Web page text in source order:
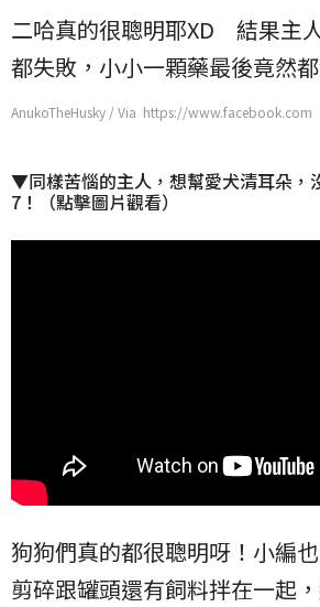
二哈真的很聰明耶XD 結果主
都失敗，小小一顆藥最後竟然
AnukoTheHusky / Via https://www.facebook.com
▼同樣苦惱的主人，想幫愛犬清耳朵，
7！（點擊圖片觀看）
狗狗們真的都很聰明呀！小編
剪碎跟罐頭還有飼料拌在一起